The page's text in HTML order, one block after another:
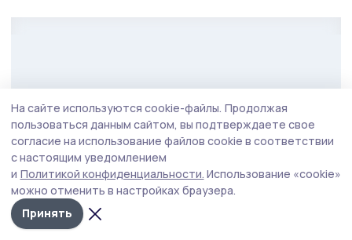
На сайте используются cookie-файлы. Продолжая
пользоваться данным сайтом, вы подтверждаете свое
согласие на использование файлов cookie в соответствии
с настоящим уведомлением
и Политикой конфиденциальности. Использование «cookie»
можно отменить в настройках браузера.
Принять